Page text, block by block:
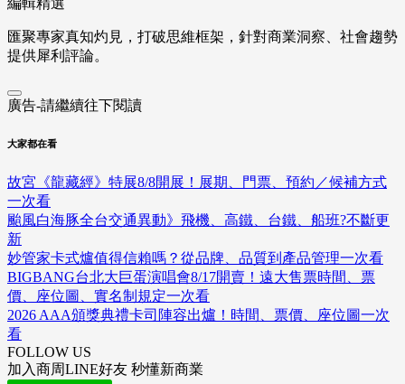
編輯精選
匯聚專家真知灼見，打破思維框架，針對商業洞察、社會趨勢
提供犀利評論。
廣告-請繼續往下閱讀
大家都在看
故宮《龍藏經》特展8/8開展！展期、門票、預約／候補方式
一次看
颱風白海豚全台交通異動》飛機、高鐵、台鐵、船班?不斷更
新
妙管家卡式爐值得信賴嗎？從品牌、品質到產品管理一次看
BIGBANG台北大巨蛋演唱會8/17開賣！遠大售票時間、票
價、座位圖、實名制規定一次看
2026 AAA頒獎典禮卡司陣容出爐！時間、票價、座位圖一次
看
FOLLOW US
加入商周LINE好友 秒懂新商業